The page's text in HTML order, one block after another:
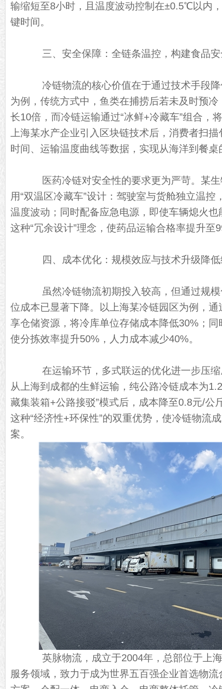
输缩短至8小时，且温度波动控制在±0.5℃以内
键时间。
三、安全保障：全链条温控，构建食品安
冷链物流的核心价值在于通过技术手段降
为例，传统方式中，鱼类在捕捞后若未及时预
长10倍，而冷链运输通过“冰鲜+冷藏车”组合，
上海某水产企业引入区块链技术后，消费者扫
时间、运输温度曲线等数据，实现从海洋到餐
医药冷链对安全性的要求更为严苛。某生
用“双温区冷藏车”设计：驾驶室与货舱独立温控
温度波动；同时配备应急电源，即使车辆熄火
这种“冗余设计”理念，使药品运输合格率提升至
四、成本优化：规模效应与技术升级降低
虽然冷链物流初期投入较高，但通过规模
位成本已显著下降。以上海某冷链园区为例，
享仓储资源，将冷库单位存储成本降低30%；
使分拣效率提升50%，人力成本减少40%。
在运输环节，多式联运的优化进一步压缩
从上海到成都的生鲜运输，纯公路冷链成本为
藏集装箱+公路接驳”模式后，成本降至0.8元/公
这种“经济性+环保性”的双重优势，使冷链物流
案。
英脉物流，成立于2004年，总部位于上海
服务领域，致力于成为世界五百强企业首选物